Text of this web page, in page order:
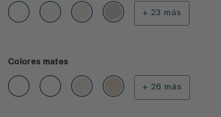
+ 23 más
Colores mates
+ 26 más